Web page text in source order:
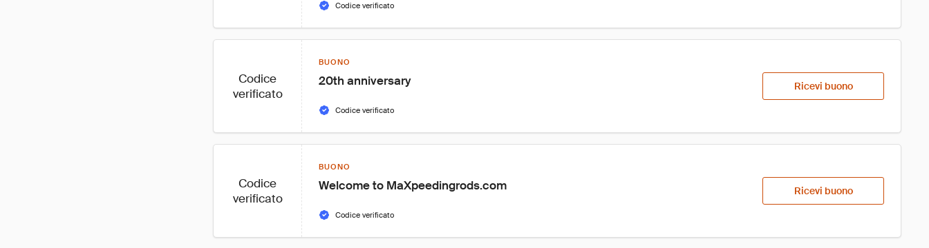
Codice verificato
Codice
verificato
BUONO
20th anniversary
Codice verificato
Ricevi buono
Codice
verificato
BUONO
Welcome to MaXpeedingrods.com
Codice verificato
Ricevi buono